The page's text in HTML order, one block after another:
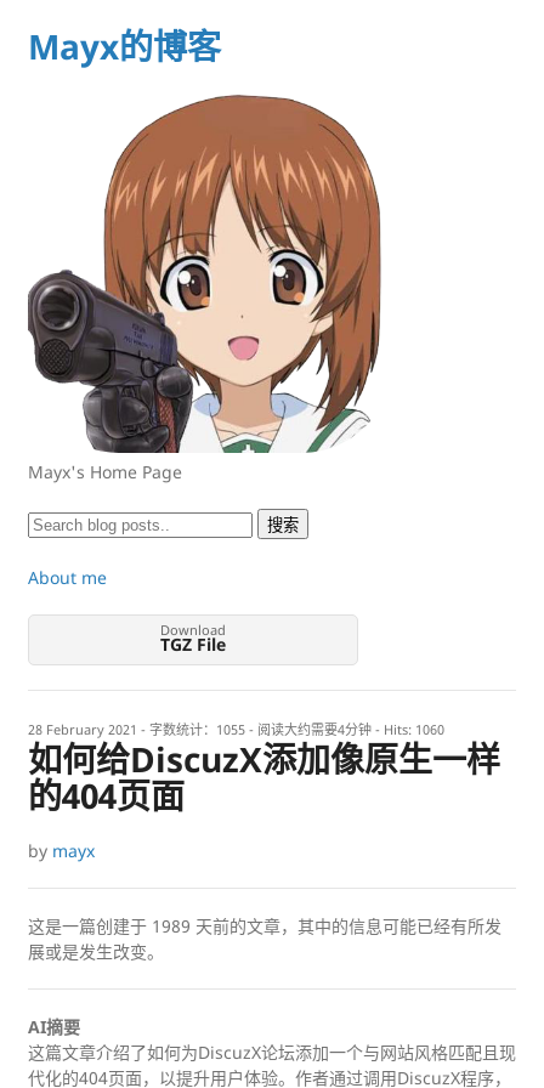
Mayx的博客
Mayx's Home Page
About me
Download
TGZ File
28 February 2021 - 字数统计：1055 - 阅读大约需要4分钟 - Hits: 1060
如何给DiscuzX添加像原生一样
的404页面
by mayx
这是一篇创建于 1989 天前的文章，其中的信息可能已经有所发
展或是发生改变。
AI摘要
这篇文章介绍了如何为DiscuzX论坛添加一个与网站风格匹配且现
代化的404页面，以提升用户体验。作者通过调用DiscuzX程序，